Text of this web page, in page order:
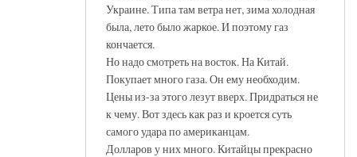
Украине. Типа там ветра нет, зима холодная
была, лето было жаркое. И поэтому газ
кончается.
Но надо смотреть на восток. На Китай.
Покупает много газа. Он ему необходим.
Цены из-за этого лезут вверх. Придраться не
к чему. Вот здесь как раз и кроется суть
самого удара по американцам.
Долларов у них много. Китайцы прекрасно